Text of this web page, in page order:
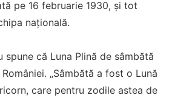
pe 16 februarie 1930, și tot
națională.
spune că Luna Plină de sâmbătă
„Sâmbătă a fost o Lună
care pentru zodile astea de